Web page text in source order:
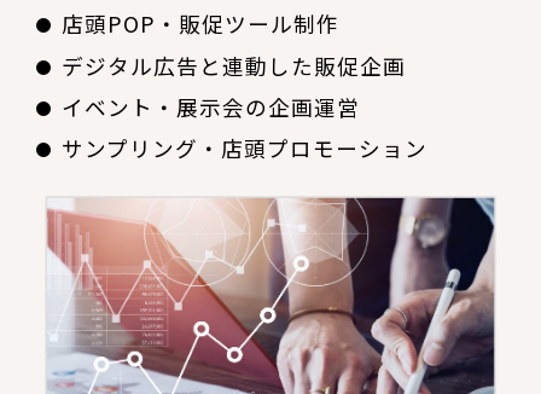
店頭POP・販促ツール制作
デジタル広告と連動した販促企画
イベント・展示会の企画運営
サンプリング・店頭プロモーション